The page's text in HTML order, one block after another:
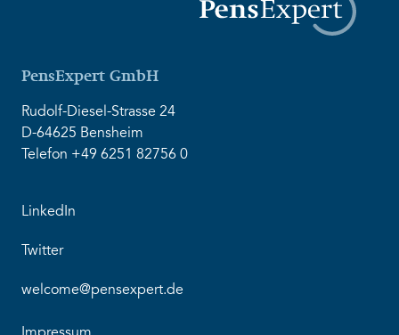
PensExpert GmbH
Rudolf-Diesel-Strasse 24
D-64625 Bensheim
Telefon +49 6251 82756 0
LinkedIn
Twitter
welcome@pensexpert.de